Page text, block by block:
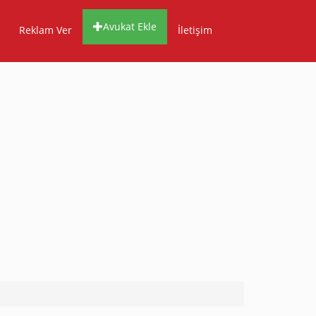
Reklam Ver Avukat Ekle İletişim